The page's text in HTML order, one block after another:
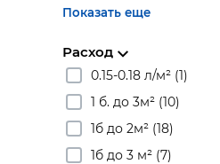
Показать еще
Расход
0.15-0.18 л/м² (1)
1 б. до 3м² (10)
1б до 2м² (18)
1б до 3 м² (7)